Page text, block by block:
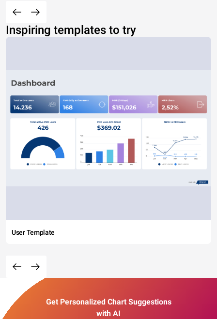
Inspiring templates to try
User Template
Get Personalized Chart Suggestions
with AI